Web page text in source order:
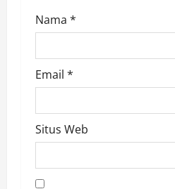
Nama *
Email *
Situs Web